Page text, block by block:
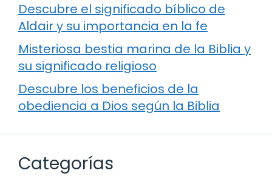
Descubre el significado bíblico de
Aldair y su importancia en la fe
Misteriosa bestia marina de la Biblia y
su significado religioso
Descubre los beneficios de la
obediencia a Dios según la Biblia
Categorías